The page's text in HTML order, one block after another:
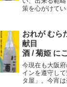
肴 / 白ばい
策を心がけて
す肴は北陸産
け」、合わな
合わせ。
おれが むら
献目
酒 / 菊姫 に
込（石川県
肴 / 根みつ
煮
今現在も大阪
インを遵守し
タ屋」。今宵